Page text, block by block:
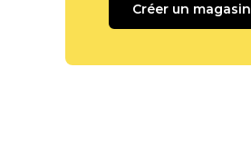
Créer un magasin